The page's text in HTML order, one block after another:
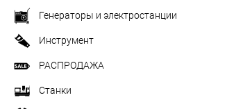
Генераторы и электростанции
Инструмент
РАСПРОДАЖА
Станки